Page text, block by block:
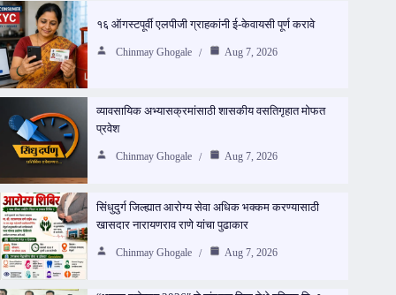
१६ ऑगस्टपूर्वी एलपीजी ग्राहकांनी ई-केवायसी पूर्ण करावे
Chinmay Ghogale Aug 7, 2026
व्यावसायिक अभ्यासक्रमांसाठी शासकीय वसतिगृहात मोफत
प्रवेश
Chinmay Ghogale Aug 7, 2026
सिंधुदुर्ग जिल्ह्यात आरोग्य सेवा अधिक भक्कम करण्यासाठी
खासदार नारायणराव राणे यांचा पुढाकार
Chinmay Ghogale Aug 7, 2026